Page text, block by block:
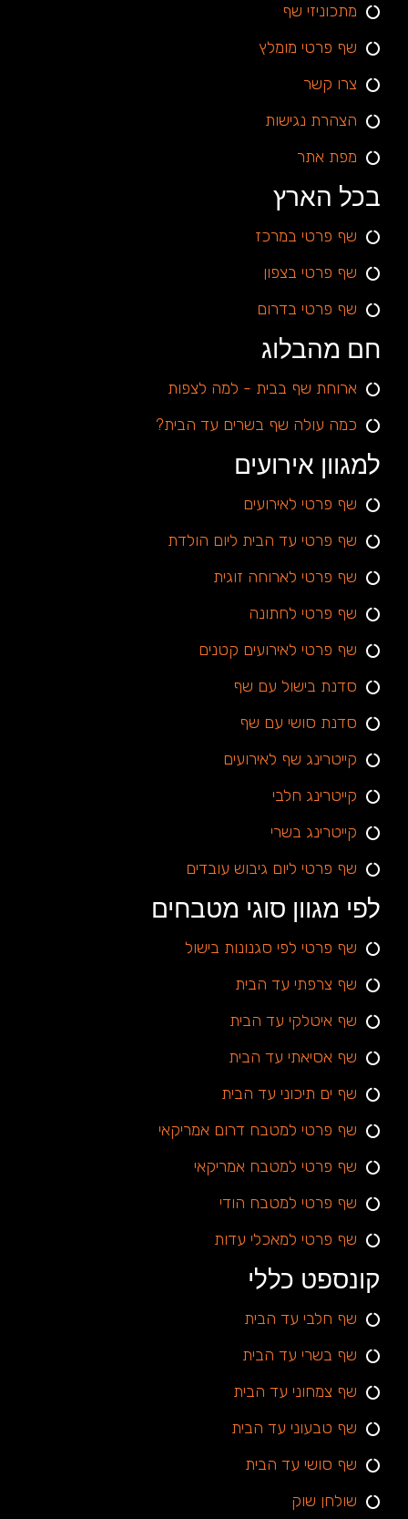
מתכוניזי שף
שף פרטי מומלץ
צרו קשר
הצהרת נגישות
מפת אתר
בכל הארץ
שף פרטי במרכז
שף פרטי בצפון
שף פרטי בדרום
חם מהבלוג
ארוחת שף בבית - למה לצפות
כמה עולה שף בשרים עד הבית?
למגוון אירועים
שף פרטי לאירועים
שף פרטי עד הבית ליום הולדת
שף פרטי לארוחה זוגית
שף פרטי לחתונה
שף פרטי לאירועים קטנים
סדנת בישול עם שף
סדנת סושי עם שף
קייטרינג שף לאירועים
קייטרינג חלבי
קייטרינג בשרי
שף פרטי ליום גיבוש עובדים
לפי מגוון סוגי מטבחים
שף פרטי לפי סגנונות בישול
שף צרפתי עד הבית
שף איטלקי עד הבית
שף אסיאתי עד הבית
שף ים תיכוני עד הבית
שף פרטי למטבח דרום אמריקאי
שף פרטי למטבח אמריקאי
שף פרטי למטבח הודי
שף פרטי למאכלי עדות
קונספט כללי
שף חלבי עד הבית
שף בשרי עד הבית
שף צמחוני עד הבית
שף טבעוני עד הבית
שף סושי עד הבית
שולחן שוק